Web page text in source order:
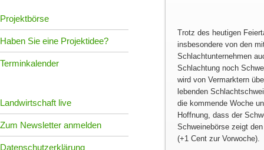
Projektbörse
Haben Sie eine Projektidee?
Terminkalender
Landwirtschaft live
Zum Newsletter anmelden
Datenschutzerklärung
Trotz des heutigen
insbesondere von den
Schlachtunternehmen
Schlachtung noch
wird von Vermarktern
lebenden
die kommende Woche
Hoffnung, dass der
Schweinebörse zeigt
(+1 Cent zur Vorwoche).